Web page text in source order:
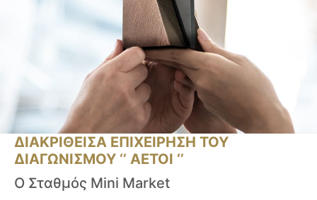
ΔΙΑΚΡΙΘΕΙΣΑ ΕΠΙΧΕΙΡΗΣΗ ΤΟΥ
ΔΙΑΓΩΝΙΣΜΟΥ ‘’ ΑΕΤΟΙ ‘’
Ο Σταθμός Mini Market